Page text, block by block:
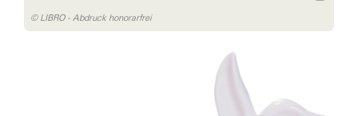
© LIBRO - Abdruck honorarfrei